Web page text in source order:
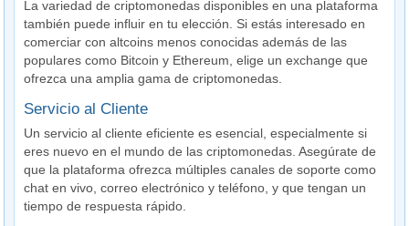
La variedad de criptomonedas disponibles en una plataforma
también puede influir en tu elección. Si estás interesado en
comerciar con altcoins menos conocidas además de las
populares como Bitcoin y Ethereum, elige un exchange que
ofrezca una amplia gama de criptomonedas.
Servicio al Cliente
Un servicio al cliente eficiente es esencial, especialmente si
eres nuevo en el mundo de las criptomonedas. Asegúrate de
que la plataforma ofrezca múltiples canales de soporte como
chat en vivo, correo electrónico y teléfono, y que tengan un
tiempo de respuesta rápido.